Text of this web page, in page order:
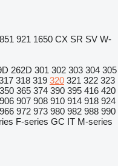
851 921 1650 CX SR SV W-
262D 301 302 303 304 305
318 319 320 321 322 323
350 365 374 390 395 416 420
906 907 908 910 914 918 924
966 972 973 980 982 988 990
F-series GC IT M-series